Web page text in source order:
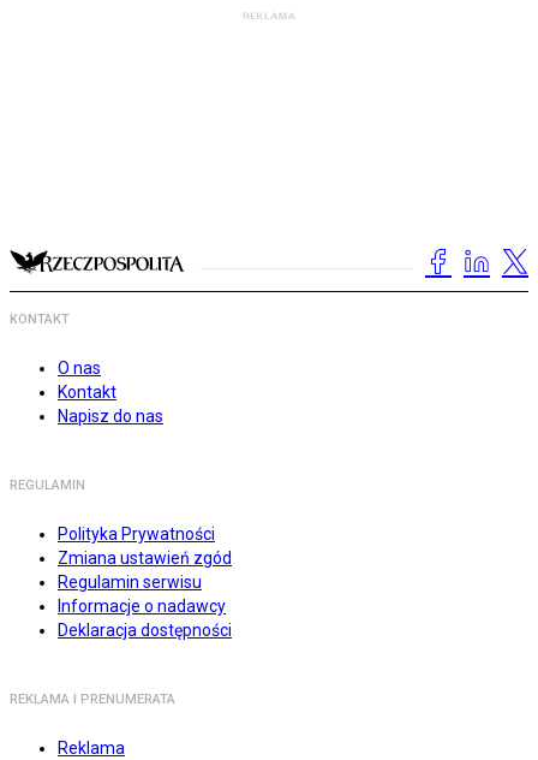
KONTAKT
O nas
Kontakt
Napisz do nas
REGULAMIN
Polityka Prywatności
Zmiana ustawień zgód
Regulamin serwisu
Informacje o nadawcy
Deklaracja dostępności
REKLAMA I PRENUMERATA
Reklama